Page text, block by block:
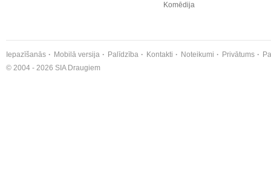
Komēdija
Iepazīšanās Mobilā versija Palīdzība Kontakti Noteikumi Privātums
© 2004 - 2026 SIA Draugiem